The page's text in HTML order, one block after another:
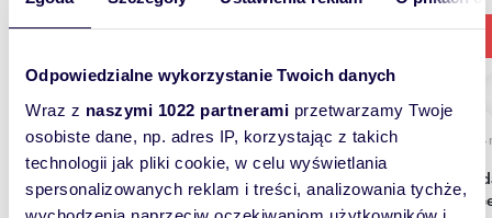
Odpowiedzialne wykorzystanie Twoich danych
Wraz z naszymi 1022 partnerami przetwarzamy Twoje
osobiste dane, np. adres IP, korzystając z takich
technologii jak pliki cookie, w celu wyświetlania
spersonalizowanych reklam i treści, analizowania tychże,
36,14
Sprzedam nowoczesny apartament 36 m² z